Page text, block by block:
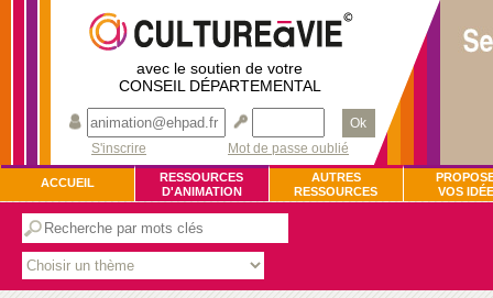
avec le soutien de votre
CONSEIL DÉPARTEMENTAL
Ok
S'inscrire
Mot de passe oublié
ACCUEIL
RESSOURCES
D'ANIMATION
AUTRES
RESSOURCES
VOS